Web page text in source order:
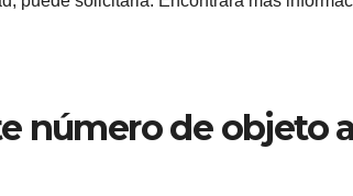
número de objeto